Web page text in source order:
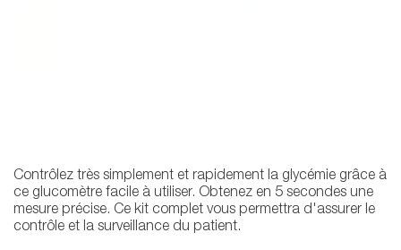
Contrôlez très simplement et rapidement la glycémie grâce à
ce glucomètre facile à utiliser. Obtenez en 5 secondes une
mesure précise. Ce kit complet vous permettra d'assurer le
contrôle et la surveillance du patient.